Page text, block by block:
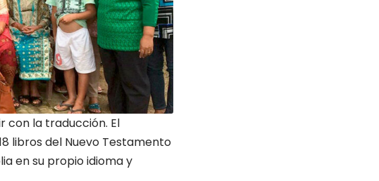
con la traducción. El
libros del Nuevo Testamento
en su propio idioma y